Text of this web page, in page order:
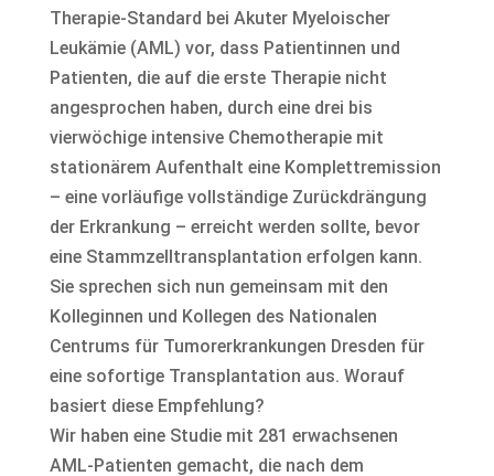
Therapie-Standard bei Akuter Myeloischer
Leukämie (AML) vor, dass Patientinnen und
Patienten, die auf die erste Therapie nicht
angesprochen haben, durch eine drei bis
vierwöchige intensive Chemotherapie mit
stationärem Aufenthalt eine Komplettremission
– eine vorläufige vollständige Zurückdrängung
der Erkrankung – erreicht werden sollte, bevor
eine Stammzelltransplantation erfolgen kann.
Sie sprechen sich nun gemeinsam mit den
Kolleginnen und Kollegen des Nationalen
Centrums für Tumorerkrankungen Dresden für
eine sofortige Transplantation aus. Worauf
basiert diese Empfehlung?
Wir haben eine Studie mit 281 erwachsenen
AML-Patienten gemacht, die nach dem